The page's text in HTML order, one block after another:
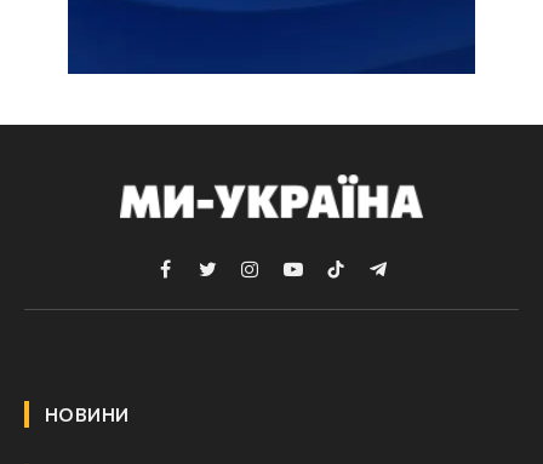
FacebookTwitterInstagramYouTubeTikTokTelegram
НОВИНИ